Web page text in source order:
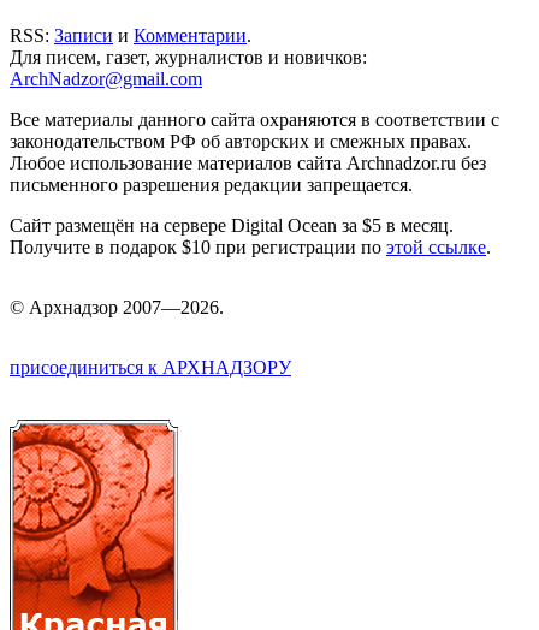
RSS: Записи и Комментарии.
Для писем, газет, журналистов и новичков:
ArchNadzor@gmail.com
Все материалы данного сайта охраняются в соответствии с
законодательством РФ об авторских и смежных правах.
Любое использование материалов сайта Archnadzor.ru без
письменного разрешения редакции запрещается.
Сайт размещён на сервере Digital Ocean за $5 в месяц.
Получите в подарок $10 при регистрации по этой ссылке.
© Архнадзор 2007—2026.
присоединиться к АРХНАДЗОРУ